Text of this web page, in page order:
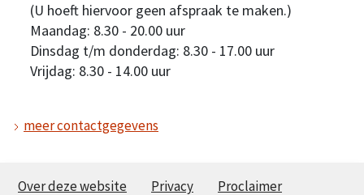
(U hoeft hiervoor geen afspraak te maken.)
Maandag: 8.30 - 20.00 uur
Dinsdag t/m donderdag: 8.30 - 17.00 uur
Vrijdag: 8.30 - 14.00 uur
meer contactgegevens
Over deze website Privacy Proclaimer